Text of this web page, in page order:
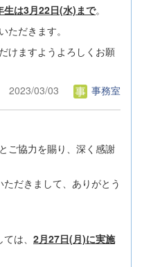
生は3月22日(水)まで。
ただきます。
けますようよろしくお願
2023/03/03
事務室
ご協力を賜り、深く感謝
だきまして、ありがとう
は、 2月27日(月)に実施